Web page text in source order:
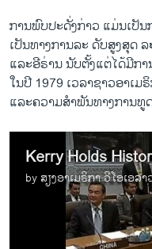
ການພົບ​ປະດັ່ງກ່າວ ແມ່ນ​ເປັ
ເປັນ​ທາງ​ການລະ ດັບສູງ​ສຸດ
ແລະ​ອີຣ່ານ ນັບ​ຕັ້ງ​ແຕ່ໄດ້ມີກ
ໃນ​ປີ 1979 ​ເວລາຊາວອາ​ເ
ແລະ​ຄວາມສໍາພັນທາງ​ການ​ທູ
by ສຽງອາເມຣິກາ ວີໂອເອລາ
No media